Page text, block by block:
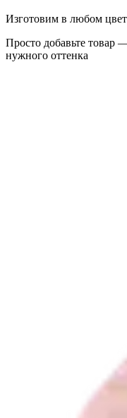
Изготовим в любом
Просто добавьте товар
нужного оттенка